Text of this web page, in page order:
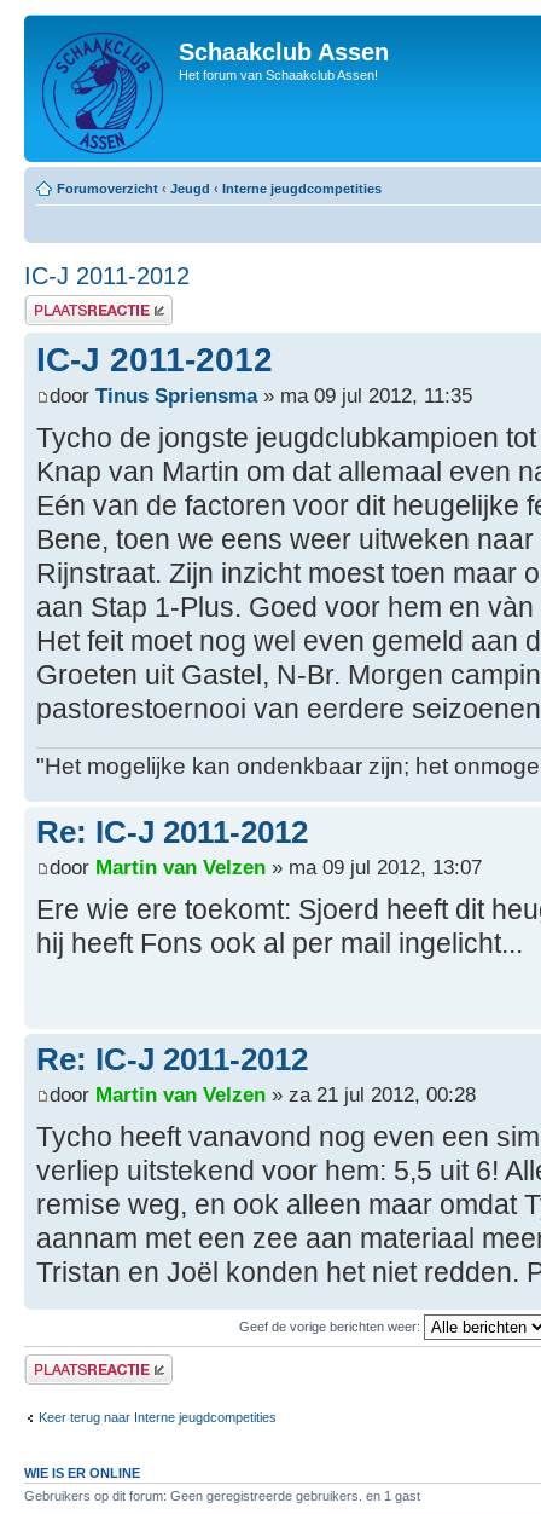
Schaakclub Assen
Het forum van Schaakclub Assen!
Forumoverzicht ‹ Jeugd ‹ Interne jeugdcompetities
IC-J 2011-2012
Plaats een reactie
IC-J 2011-2012
door Tinus Spriensma» ma 09 jul 2012, 11:35
Tycho de jongste jeugdclubkampioen
Knap van Martin om dat allemaal even
Eén van de factoren voor dit heugelijke
Bene, toen we eens weer uitweken
Rijnstraat. Zijn inzicht moest toen maar
aan Stap 1-Plus. Goed voor hem en vàn
Het feit moet nog wel even gemeld aan
Groeten uit Gastel, N-Br. Morgen
pastorestoernooi van eerdere
"Het mogelijke kan ondenkbaar zijn; het
Re: IC-J 2011-2012
door Martin van Velzen » ma 09 jul 2012, 13:07
Ere wie ere toekomt: Sjoerd heeft dit
hij heeft Fons ook al per mail ingelicht...
Re: IC-J 2011-2012
door Martin van Velzen » za 21 jul 2012, 00:28
Tycho heeft vanavond nog even een
verliep uitstekend voor hem: 5,5 uit 6!
remise weg, en ook alleen maar omdat
aannam met een zee aan materiaal
Tristan en Joël konden het niet redden.
Geef de vorige berichten weer:
Plaats een reactie
Keer terug naar Interne jeugdcompetities
WIE IS ER ONLINE
Gebruikers op dit forum: Geen geregistreerde gebruikers. en 1 gast